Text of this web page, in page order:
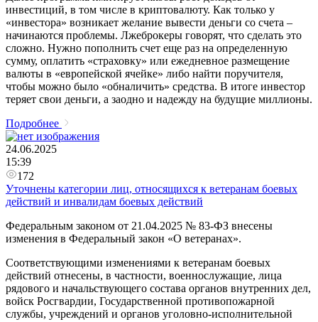
инвестиций, в том числе в криптовалюту. Как только у
«инвестора» возникает желание вывести деньги со счета –
начинаются проблемы. Лжеброкеры говорят, что сделать это
сложно. Нужно пополнить счет еще раз на определенную
сумму, оплатить «страховку» или ежедневное размещение
валюты в «европейской ячейке» либо найти поручителя,
чтобы можно было «обналичить» средства. В итоге инвестор
теряет свои деньги, а заодно и надежду на будущие миллионы.
Подробнее
24.06.2025
15:39
172
Уточнены категории лиц, относящихся к ветеранам боевых
действий и инвалидам боевых действий
Федеральным законом от 21.04.2025 № 83-ФЗ внесены
изменения в Федеральный закон «О ветеранах».
Соответствующими изменениями к ветеранам боевых
действий отнесены, в частности, военнослужащие, лица
рядового и начальствующего состава органов внутренних дел,
войск Росгвардии, Государственной противопожарной
службы, учреждений и органов уголовно-исполнительной